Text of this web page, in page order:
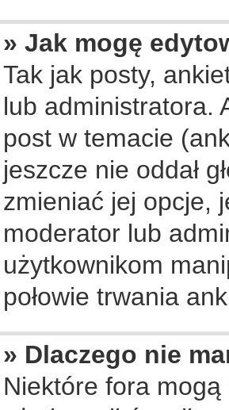
» Jak mogę
Tak jak posty,
lub administratora.
post w temacie
jeszcze nie oddał
zmieniać jej opcje,
moderator lub
użytkownikom
połowie trwania
» Dlaczego nie
Niektóre fora